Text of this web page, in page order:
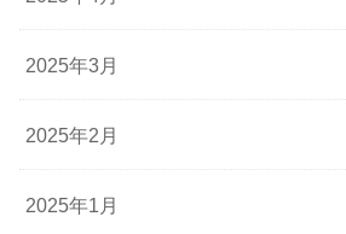
2025年3月
2025年2月
2025年1月